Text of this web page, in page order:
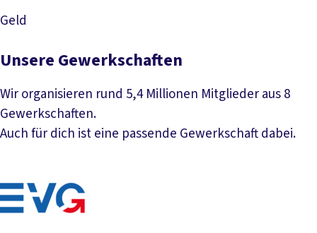
Geld
Mehr lesen
Unsere Gewerkschaften
Wir organisieren rund 5,4 Millionen Mitglieder aus 8
Gewerkschaften.
Auch für dich ist eine passende Gewerkschaft dabei.